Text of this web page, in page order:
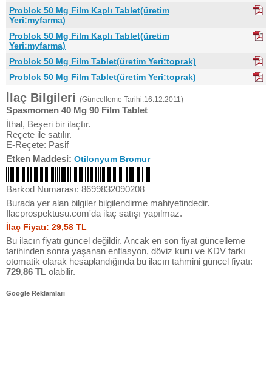
Problok 50 Mg Film Kaplı Tablet(üretim
Yeri:myfarma)
Problok 50 Mg Film Kaplı Tablet(üretim
Yeri:myfarma)
Problok 50 Mg Film Tablet(üretim Yeri:toprak)
Problok 50 Mg Film Tablet(üretim Yeri:toprak)
İlaç Bilgileri (Güncelleme Tarihi:16.12.2011)
Spasmomen 40 Mg 90 Film Tablet
İthal, Beşeri bir ilaçtır.
Reçete ile satılır.
E-Reçete: Pasif
Etken Maddesi: Otilonyum Bromur
Barkod Numarası: 8699832090208
Burada yer alan bilgiler bilgilendirme mahiyetindedir.
Ilacprospektusu.com'da ilaç satışı yapılmaz.
İlaç Fiyatı: 29,58 TL
Bu ilacın fiyatı güncel değildir. Ancak en son fiyat güncelleme
tarihinden sonra yaşanan enflasyon, döviz kuru ve KDV farkı
otomatik olarak hesaplandığında bu ilacın tahmini güncel fiyatı:
729,86 TL olabilir.
Google Reklamları